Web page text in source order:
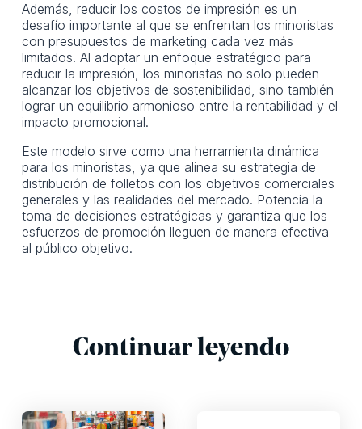
Además, reducir los costos de impresión es un
desafío importante al que se enfrentan los minoristas
con presupuestos de marketing cada vez más
limitados. Al adoptar un enfoque estratégico para
reducir la impresión, los minoristas no solo pueden
alcanzar los objetivos de sostenibilidad, sino también
lograr un equilibrio armonioso entre la rentabilidad y el
impacto promocional.
Este modelo sirve como una herramienta dinámica
para los minoristas, ya que alinea su estrategia de
distribución de folletos con los objetivos comerciales
generales y las realidades del mercado. Potencia la
toma de decisiones estratégicas y garantiza que los
esfuerzos de promoción lleguen de manera efectiva
al público objetivo.
Continuar leyendo